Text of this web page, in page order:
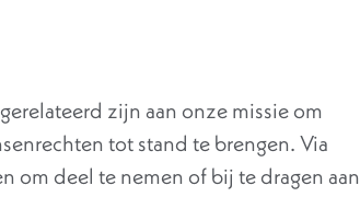
zijn aan onze missie om
tot stand te brengen. Via
om deel te nemen of bij te dragen aan